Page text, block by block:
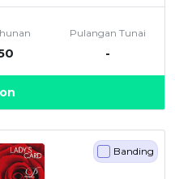
Pulangan Tunai
-
Banding